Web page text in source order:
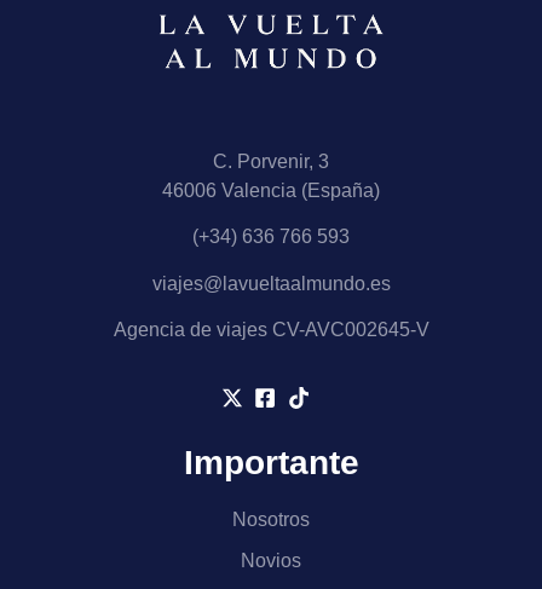
C. Porvenir, 3
46006 Valencia (España)
(+34) 636 766 593
viajes@lavueltaalmundo.es
Agencia de viajes CV-AVC002645-V
Importante
Nosotros
Novios